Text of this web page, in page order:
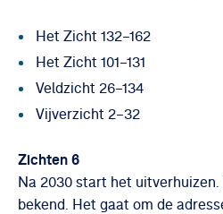
Het Zicht 132–162
Het Zicht 101–131
Veldzicht 26–134
Vijverzicht 2–32
Zichten 6
Na 2030 start het
bekend. Het gaat om de